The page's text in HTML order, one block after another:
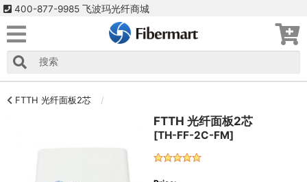
400-877-9985 飞波玛光纤商城
FTTH 光纤面板2芯
FTTH 光纤面板2芯
[TH-FF-2C-FM]